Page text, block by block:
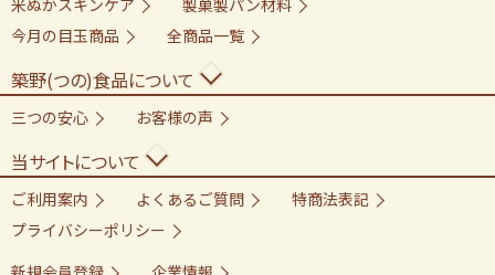
今月の目玉商品
全商品一覧
築野(つの)食品について
三つの安心 お客様の声
当サイトについて
ご利用案内 よくあるご質問
特商法表記
プライバシーポリシー